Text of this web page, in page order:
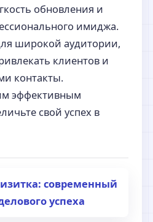
обновления и
имиджа.
широкой аудитории,
клиентов и
контакты.
эффективным
свой успех в
современный
успеха